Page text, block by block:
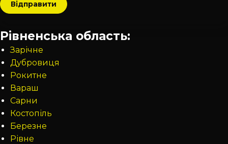
Рівненська область:
Зарічне
Дубровиця
Рокитне
Вараш
Сарни
Костопіль
Березне
Рівне